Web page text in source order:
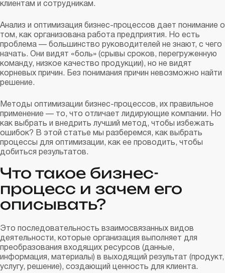
клиентам и сотрудникам.
Анализ и оптимизация бизнес-процессов дает понимание о
том, как организована работа предприятия. Но есть
проблема — большинство руководителей не знают, с чего
начать. Они видят «боль» (срывы сроков, перегруженную
команду, низкое качество продукции), но не видят
корневых причин. Без понимания причин невозможно найти
решение.
Методы оптимизации бизнес-процессов, их правильное
применение — то, что отличает лидирующие компании. Но
как выбрать и внедрить лучший метод, чтобы избежать
ошибок? В этой статье мы разберемся, как выбрать
процессы для оптимизации, как ее проводить, чтобы
добиться результатов.
Что такое бизнес-
процесс и зачем его
описывать?
Это последовательность взаимосвязанных видов
деятельности, которые организация выполняет для
преобразования входящих ресурсов (данные,
информация, материалы) в выходящий результат (продукт,
услугу, решение), создающий ценность для клиента.